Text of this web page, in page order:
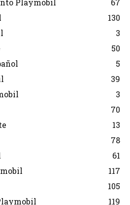
Playmobil
67
130
3
50
5
39
3
70
13
78
61
117
105
119